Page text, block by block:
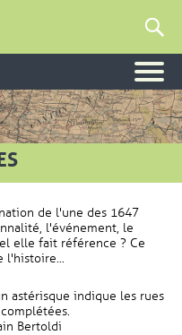
de l'une des 1647
l'événement, le
elle fait référence ? Ce
l'histoire...
astérisque indique les rues
Bertoldi